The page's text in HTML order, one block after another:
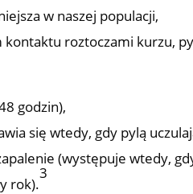
w naszej populacji,
kontaktu roztoczami kurzu,
godzin),
się wtedy, gdy pylą
(występuje wtedy,
rok).
3